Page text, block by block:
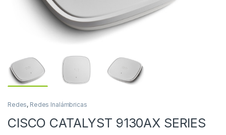
Redes, Redes Inalámbricas
CISCO CATALYST 9130AX SERIES